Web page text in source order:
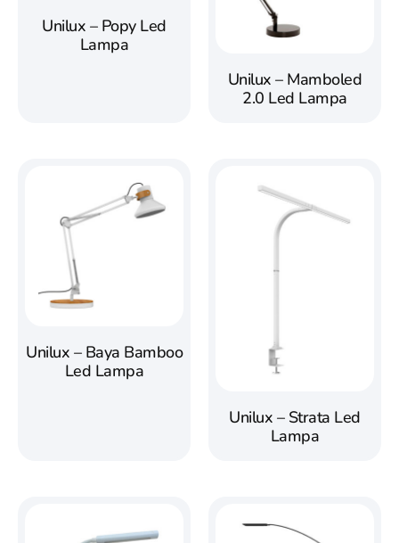
Unilux – Popy Led
Lampa
Unilux – Mamboled
2.0 Led Lampa
Unilux – Baya Bamboo
Led Lampa
Unilux – Strata Led
Lampa